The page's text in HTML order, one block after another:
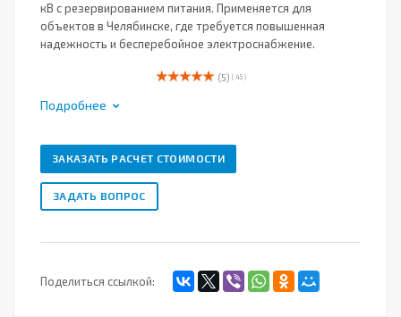
кВ с резервированием питания. Применяется для
объектов в Челябинске, где требуется повышенная
надежность и бесперебойное электроснабжение.
(5) ( 45 )
Подробнее
ЗАКАЗАТЬ РАСЧЕТ СТОИМОСТИ
ЗАДАТЬ ВОПРОС
Поделиться ссылкой: